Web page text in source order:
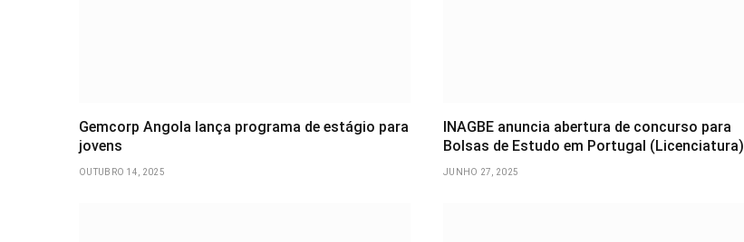
Gemcorp Angola lança programa de estágio para
jovens
OUTUBRO 14, 2025
INAGBE anuncia abertura de concurso para
Bolsas de Estudo em Portugal (Licenciatura)
JUNHO 27, 2025